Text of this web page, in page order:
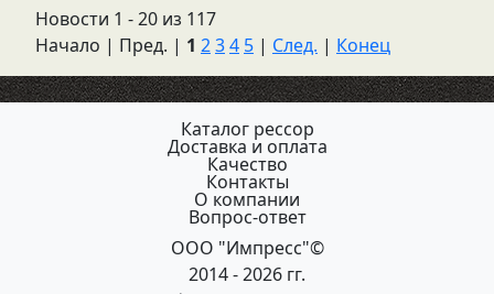
Новости 1 - 20 из 117
Начало | Пред. | 1 234 5 | След. | Конец
Каталог рессор
Доставка и оплата
Качество
Контакты
О компании
Вопрос-ответ
ООО "Импресс"©
2014 - 2026 гг.